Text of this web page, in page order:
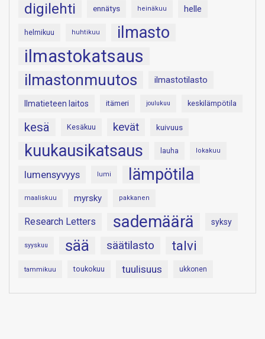
digilehti ennätys heinäkuu helle
helmikuu huhtikuu ilmasto
ilmastokatsaus
ilmastonmuutos ilmastotilasto
Ilmatieteen laitos itämeri joulukuu keskilämpötila
kesä Kesäkuu kevät kuivuus
kuukausikatsaus lauha lokakuu
lumensyvyys lumi lämpötila
maaliskuu myrsky pakkanen
Research Letters sademäärä syksy
syyskuu sää säätilasto talvi
tammikuu toukokuu tuulisuus ukkonen